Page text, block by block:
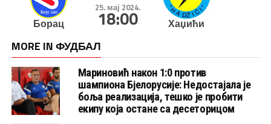
Борац
25. мај 2024.
18:00 Хаџићи
MORE IN ФУДБАЛ
Мариновић након 1:0 против
шампиона Бјелорусије: Недостајала је
боља реализација, тешко је пробити
екипу која остане са десеторицом